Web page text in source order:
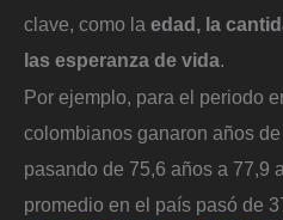
clave, como la edad, la
las esperanza de vida.
Por ejemplo, para el periodo
colombianos ganaron años
pasando de 75,6 años a 77,9
promedio en el país pasó de